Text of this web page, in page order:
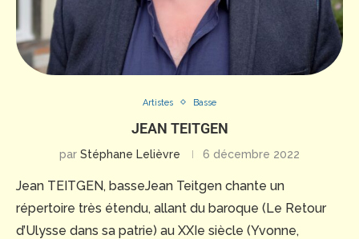
Artistes Basse
JEAN TEITGEN
par Stéphane Lelièvre 6 décembre 2022
Jean TEITGEN, basseJean Teitgen chante un
répertoire très étendu, allant du baroque (Le Retour
d’Ulysse dans sa patrie) au XXIe siècle (Yvonne,